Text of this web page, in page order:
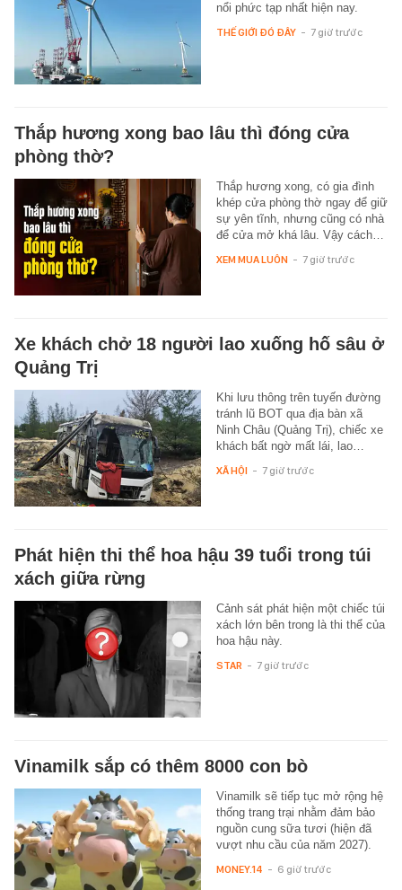
nổi phức tạp nhất hiện nay.
THẾ GIỚI ĐÓ ĐÂY - 7 giờ trước
Thắp hương xong bao lâu thì đóng cửa
phòng thờ?
Thắp hương xong, có gia đình
khép cửa phòng thờ ngay để giữ
sự yên tĩnh, nhưng cũng có nhà
để cửa mở khá lâu. Vậy cách…
XEM MUA LUÔN - 7 giờ trước
Xe khách chở 18 người lao xuống hố sâu ở
Quảng Trị
Khi lưu thông trên tuyến đường
tránh lũ BOT qua địa bàn xã
Ninh Châu (Quảng Trị), chiếc xe
khách bất ngờ mất lái, lao…
XÃ HỘI - 7 giờ trước
Phát hiện thi thể hoa hậu 39 tuổi trong túi
xách giữa rừng
Cảnh sát phát hiện một chiếc túi
xách lớn bên trong là thi thể của
hoa hậu này.
STAR - 7 giờ trước
Vinamilk sắp có thêm 8000 con bò
Vinamilk sẽ tiếp tục mở rộng hệ
thống trang trại nhằm đảm bảo
nguồn cung sữa tươi (hiện đã
vượt nhu cầu của năm 2027).
MONEY.14 - 6 giờ trước